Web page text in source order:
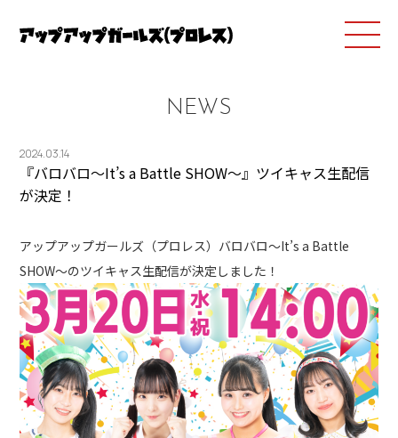
NEWS
2024.03.14
『バロバロ～It’s a Battle SHOW～』ツイキャス生配信
が決定！
アップアップガールズ（プロレス）バロバロ～It’s a Battle
SHOW～のツイキャス生配信が決定しました！